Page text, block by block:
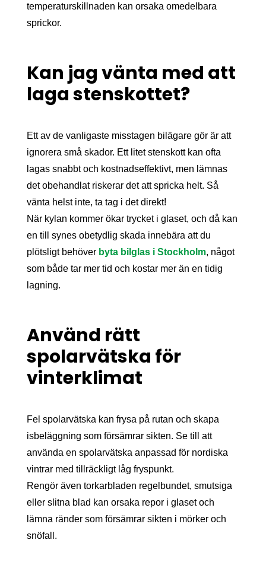
temperaturskillnaden kan orsaka omedelbara
sprickor.
Kan jag vänta med att
laga stenskottet?
Ett av de vanligaste misstagen bilägare gör är att
ignorera små skador. Ett litet stenskott kan ofta
lagas snabbt och kostnadseffektivt, men lämnas
det obehandlat riskerar det att spricka helt. Så
vänta helst inte, ta tag i det direkt!
När kylan kommer ökar trycket i glaset, och då kan
en till synes obetydlig skada innebära att du
plötsligt behöver byta bilglas i Stockholm, något
som både tar mer tid och kostar mer än en tidig
lagning.
Använd rätt
spolarvätska för
vinterklimat
Fel spolarvätska kan frysa på rutan och skapa
isbeläggning som försämrar sikten. Se till att
använda en spolarvätska anpassad för nordiska
vintrar med tillräckligt låg fryspunkt.
Rengör även torkarbladen regelbundet, smutsiga
eller slitna blad kan orsaka repor i glaset och
lämna ränder som försämrar sikten i mörker och
snöfall.